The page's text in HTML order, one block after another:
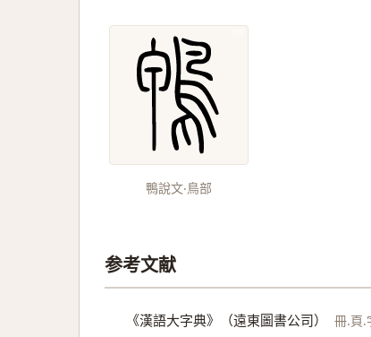
鴨說文‧鳥部
参考文献
《漢語大字典》（遠東圖書公司） 冊.頁.